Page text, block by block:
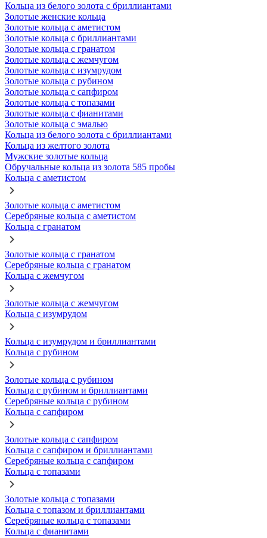
Кольца из белого золота с бриллиантами
Золотые женские кольца
Золотые кольца с аметистом
Золотые кольца с бриллиантами
Золотые кольца с гранатом
Золотые кольца с жемчугом
Золотые кольца с изумрудом
Золотые кольца с рубином
Золотые кольца с сапфиром
Золотые кольца с топазами
Золотые кольца с фианитами
Золотые кольца с эмалью
Кольца из белого золота с бриллиантами
Кольца из желтого золота
Мужские золотые кольца
Обручальные кольца из золота 585 пробы
Кольца с аметистом
Золотые кольца с аметистом
Серебряные кольца с аметистом
Кольца с гранатом
Золотые кольца с гранатом
Серебряные кольца с гранатом
Кольца с жемчугом
Золотые кольца с жемчугом
Кольца с изумрудом
Кольца с изумрудом и бриллиантами
Кольца с рубином
Золотые кольца с рубином
Кольца с рубином и бриллиантами
Серебряные кольца с рубином
Кольца с сапфиром
Золотые кольца с сапфиром
Кольца с сапфиром и бриллиантами
Серебряные кольца с сапфиром
Кольца с топазами
Золотые кольца с топазами
Кольца с топазом и бриллиантами
Серебряные кольца с топазами
Кольца с фианитами